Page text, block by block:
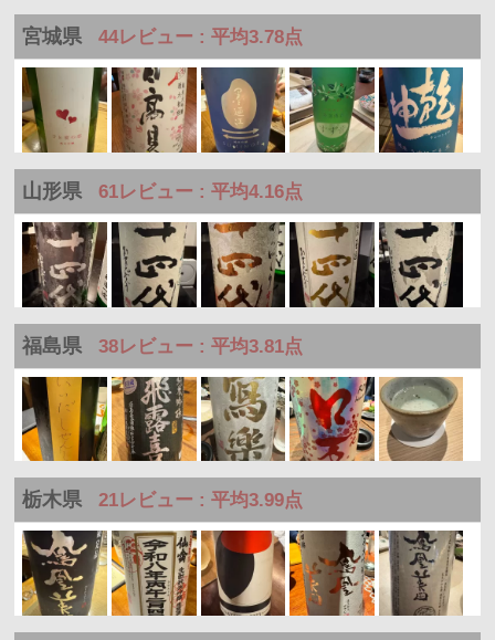
宮城県 44レビュー : 平均3.78点
山形県 61レビュー : 平均4.16点
福島県 38レビュー : 平均3.81点
栃木県 21レビュー : 平均3.99点